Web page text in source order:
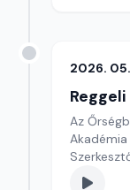
2026.
Az